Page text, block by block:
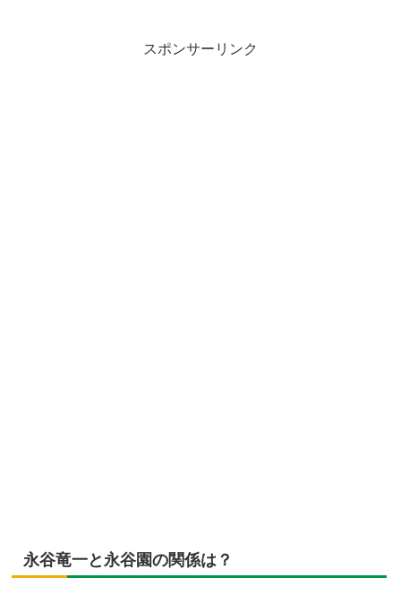
スポンサーリンク
永谷竜一と永谷園の関係は？